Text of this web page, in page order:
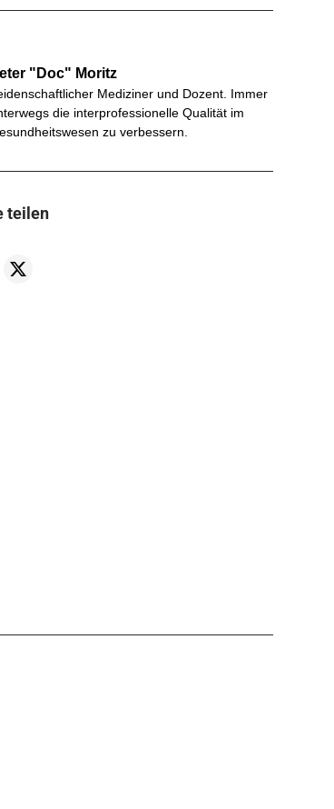
"Doc" Moritz
Mediziner und Dozent. Immer
die interprofessionelle Qualität im
zu verbessern.
teilen